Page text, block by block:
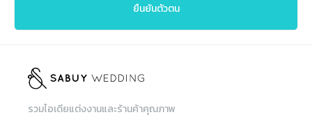
ยืนยันตัวตน
รวมไอเดียแต่งงานและร้านค้าคุณภาพ